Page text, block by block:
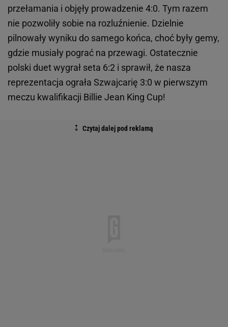
przełamania i objęły prowadzenie 4:0. Tym razem
nie pozwoliły sobie na rozluźnienie. Dzielnie
pilnowały wyniku do samego końca, choć były gemy,
gdzie musiały pograć na przewagi. Ostatecznie
polski duet wygrał seta 6:2 i sprawił, że nasza
reprezentacja ograła Szwajcarię 3:0 w pierwszym
meczu kwalifikacji Billie Jean King Cup!